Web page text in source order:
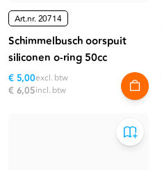
Art.nr.20714
Schimmelbusch oorspuit
siliconen o-ring 50cc
€ 5,00excl. btw
€ 6,05incl. btw